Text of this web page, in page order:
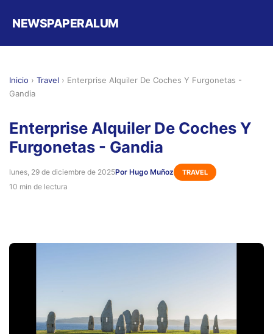
NEWSPAPERALUM
Inicio › Travel › Enterprise Alquiler De Coches Y Furgonetas -
Gandia
Enterprise Alquiler De Coches Y
Furgonetas - Gandia
lunes, 29 de diciembre de 2025Por Hugo Muñoz TRAVEL
10 min de lectura